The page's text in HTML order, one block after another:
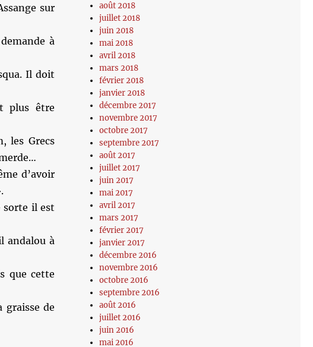
sur
à
Il doit
plus être
les Grecs
d’avoir
sorte il est
andalou à
que cette
de
août 2018
juillet 2018
juin 2018
mai 2018
avril 2018
mars 2018
février 2018
janvier 2018
décembre 2017
novembre 2017
octobre 2017
septembre 2017
août 2017
juillet 2017
juin 2017
mai 2017
avril 2017
mars 2017
février 2017
janvier 2017
décembre 2016
novembre 2016
octobre 2016
septembre 2016
août 2016
juillet 2016
juin 2016
mai 2016